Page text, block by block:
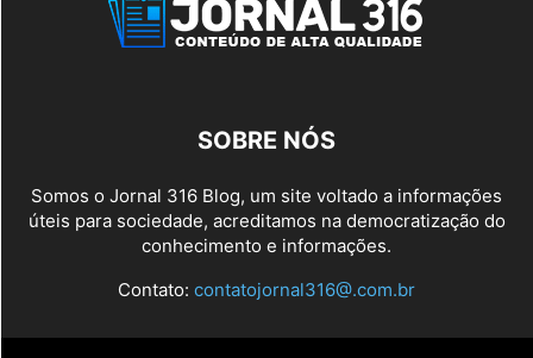
SOBRE NÓS
Somos o Jornal 316 Blog, um site voltado a informações
úteis para sociedade, acreditamos na democratização do
conhecimento e informações.
Contato: contatojornal316@.com.br